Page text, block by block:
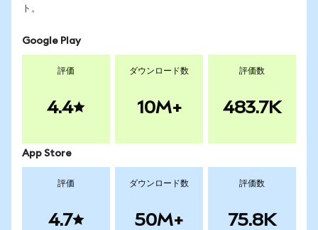
ト。
Google Play
評価
4.4
ダウンロード数
10M+
評価数
483.7K
App Store
評価
4.7
ダウンロード数
50M+
評価数
75.8K